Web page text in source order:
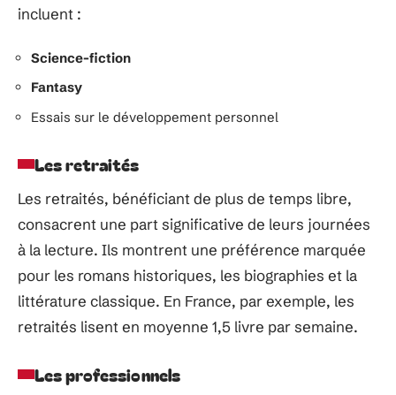
incluent :
Science-fiction
Fantasy
Essais sur le développement personnel
Les retraités
Les retraités, bénéficiant de plus de temps libre,
consacrent une part significative de leurs journées
à la lecture. Ils montrent une préférence marquée
pour les romans historiques, les biographies et la
littérature classique. En France, par exemple, les
retraités lisent en moyenne 1,5 livre par semaine.
Les professionnels